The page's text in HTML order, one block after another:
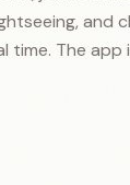
and
time. The